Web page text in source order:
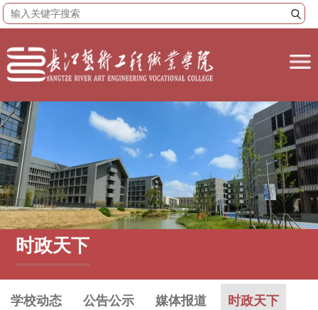
时政天下
学校动态 公告公示 媒体报道 时政天下